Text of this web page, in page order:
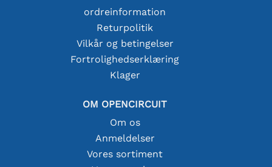
ordreinformation
Returpolitik
Vilkår og betingelser
Fortrolighedserklæring
Klager
OM OPENCIRCUIT
Om os
Anmeldelser
Vores sortiment